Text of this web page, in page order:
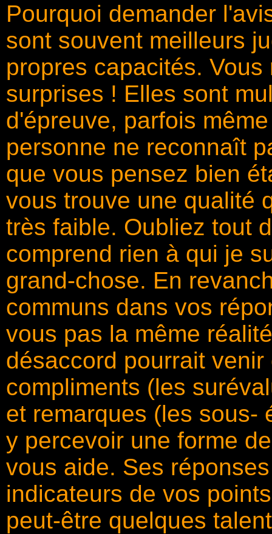
Pourquoi demander
sont souvent meilleurs
propres capacités.
surprises ! Elles sont
d'épreuve, parfois
personne ne reconnaît
que vous pensez bien
vous trouve une qualité
très faible. Oubliez tout
comprend rien à qui je
grand-chose. En
communs dans vos
vous pas la même
désaccord pourrait
compliments (les
et remarques (les sous-
y percevoir une forme
vous aide. Ses
indicateurs de vos
peut-être quelques